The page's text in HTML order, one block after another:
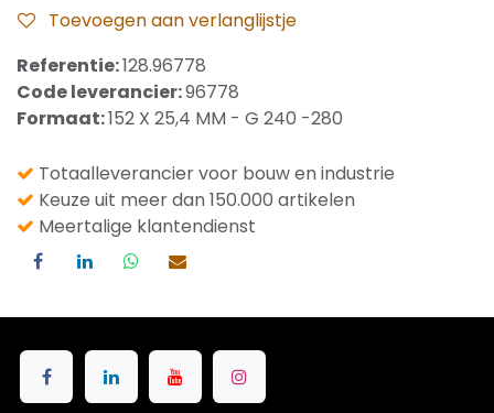
Toevoegen aan verlanglijstje
Referentie:128.96778
Code leverancier:96778
Formaat:152 X 25,4 MM - G 240 -280
Totaalleverancier voor bouw en industrie
Keuze uit meer dan 150.000 artikelen
Meertalige klantendienst